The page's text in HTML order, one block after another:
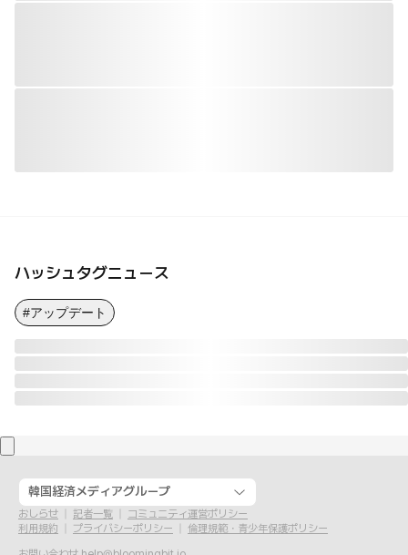
ハッシュタグニュース
#アップデート
韓国経済メディアグループ
おしらせ 記者一覧
コミュニティ運営ポリシー
利用規約
プライバシーポリシー
倫理規範・青少年保護ポリシー